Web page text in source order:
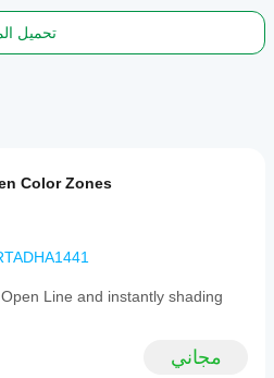
تحميل
Color Zones
Line and instantly shading
مجاني